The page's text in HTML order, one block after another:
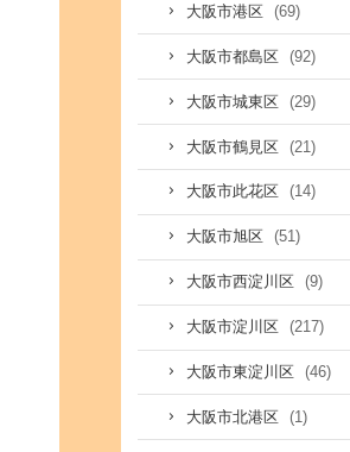
大阪市港区 (69)
大阪市都島区 (92)
大阪市城東区 (29)
大阪市鶴見区 (21)
大阪市此花区 (14)
大阪市旭区 (51)
大阪市西淀川区 (9)
大阪市淀川区 (217)
大阪市東淀川区 (46)
大阪市北港区 (1)